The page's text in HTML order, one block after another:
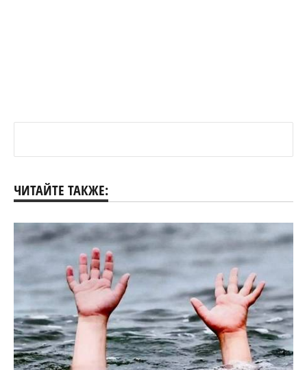
ЧИТАЙТЕ ТАКЖЕ: